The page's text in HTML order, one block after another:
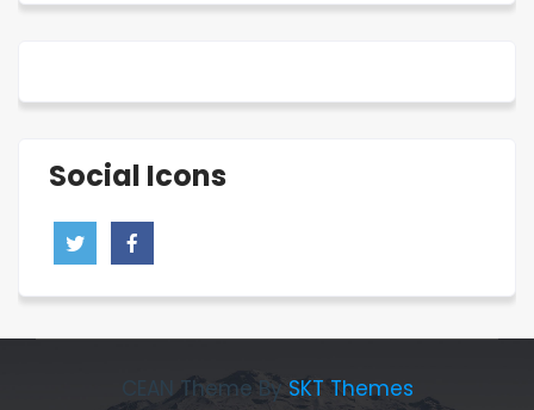
Social Icons
CEAN Theme BySKT Themes